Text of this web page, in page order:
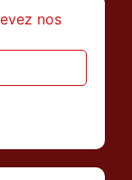
nos